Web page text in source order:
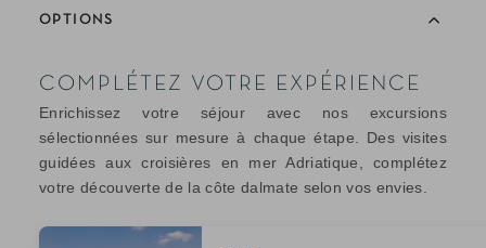
OPTIONS
COMPLÉTEZ VOTRE EXPÉRIENCE
Enrichissez votre séjour avec nos excursions
sélectionnées sur mesure à chaque étape. Des visites
guidées aux croisières en mer Adriatique, complétez
votre découverte de la côte dalmate selon vos envies.